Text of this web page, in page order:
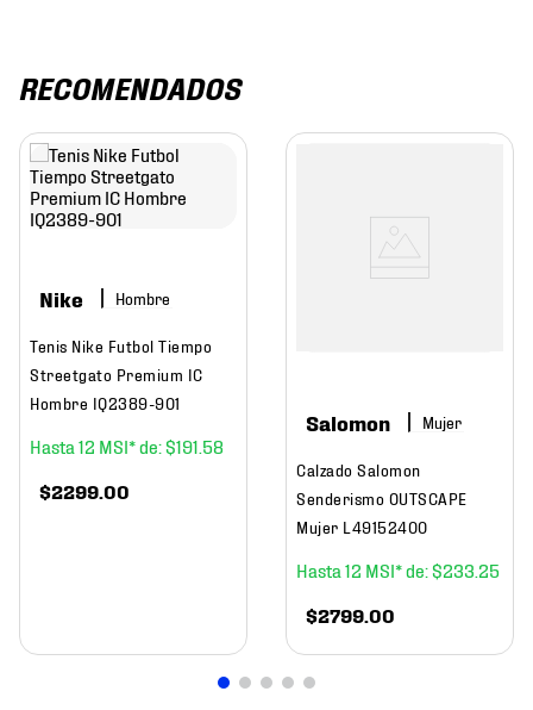
RECOMENDADOS
Nike Hombre
Tenis Nike Futbol Tiempo
Streetgato Premium IC
Hombre IQ2389-901
12 $191 58
$2299 00
Salomon Mujer
Calzado Salomon
Senderismo OUTSCAPE
Mujer L49152400
12 $233 25
$2799 00